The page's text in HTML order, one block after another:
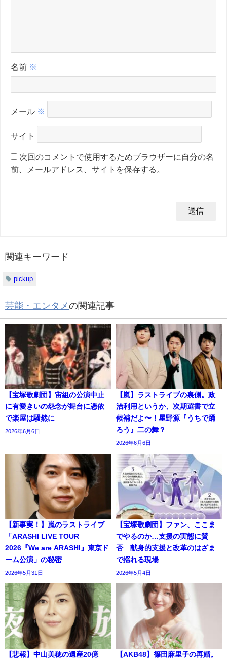
名前 ※
メール ※
サイト
次回のコメントで使用するためブラウザーに自分の名
前、メールアドレス、サイトを保存する。
関連キーワード
pickup
芸能・エンタメの関連記事
【宝塚歌劇団】宙組の公演中止
に有愛きいの怨念が舞台に憑依
で楽屋は騒然に
2026年6月6日
【嵐】ラストライブの裏側。政
治利用というか、次期選書で立
候補だよ〜！星野源『うちで踊
ろう』二の舞？
2026年6月6日
【新事実！】嵐のラストライブ
「ARASHI LIVE TOUR
2026『We are ARASHI』東京ド
ーム公演」の秘密
2026年5月31日
【宝塚歌劇団】ファン、ここま
でやるのか…支援の実態に賛
否 献身的支援と改革のはざま
で揺れる現場
2026年5月4日
【悲報】中山美穂の遺産20億
【AKB48】篠田麻里子の再婚。